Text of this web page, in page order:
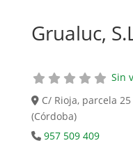
Grualuc,
Sin
C/ Rioja, parcela
(Córdoba)
957 509 409